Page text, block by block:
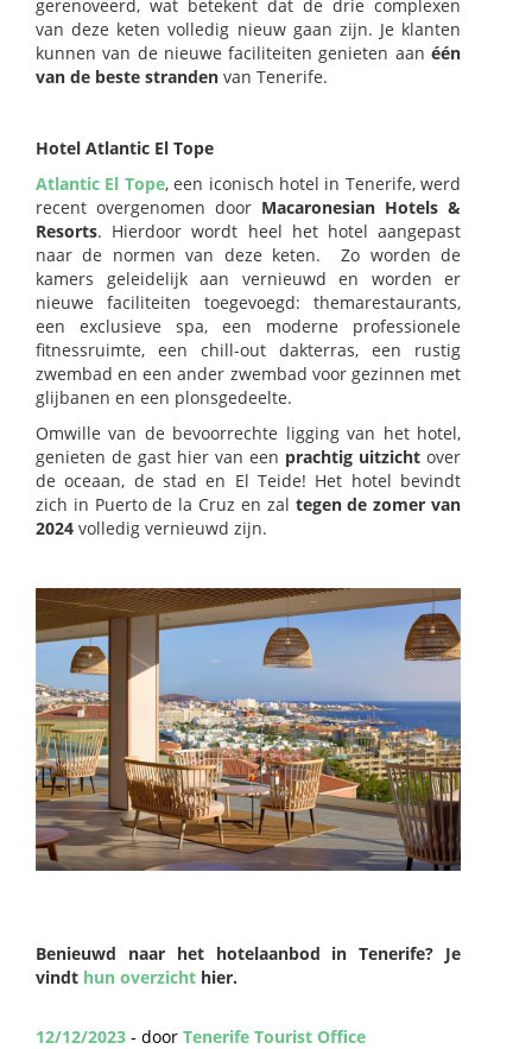
gerenoveerd, wat betekent dat de drie complexen
van deze keten volledig nieuw gaan zijn. Je klanten
kunnen van de nieuwe faciliteiten genieten aan één
van de beste stranden van Tenerife.
Hotel Atlantic El Tope
Atlantic El Tope, een iconisch hotel in Tenerife, werd
recent overgenomen door Macaronesian Hotels &
Resorts. Hierdoor wordt heel het hotel aangepast
naar de normen van deze keten. Zo worden de
kamers geleidelijk aan vernieuwd en worden er
nieuwe faciliteiten toegevoegd: themarestaurants,
een exclusieve spa, een moderne professionele
fitnessruimte, een chill-out dakterras, een rustig
zwembad en een ander zwembad voor gezinnen met
glijbanen en een plonsgedeelte.
Omwille van de bevoorrechte ligging van het hotel,
genieten de gast hier van een prachtig uitzicht over
de oceaan, de stad en El Teide! Het hotel bevindt
zich in Puerto de la Cruz en zal tegen de zomer van
2024 volledig vernieuwd zijn.
Benieuwd naar het hotelaanbod in Tenerife? Je
vindt hun overzicht hier.
12/12/2023 - door Tenerife Tourist Office